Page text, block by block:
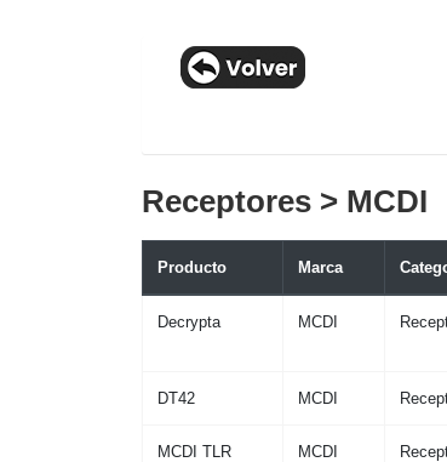
Receptores > MCDI
Producto Marca
Decrypta MCDI
DT42 MCDI
MCDI TLR MCDI